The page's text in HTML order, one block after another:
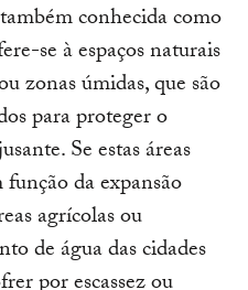
conhecida como
se à espaços naturais
zonas úmidas, que são
para proteger o
Se estas áreas
da expansão
agrícolas ou
de água das cidades